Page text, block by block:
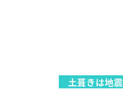
土葺きは地